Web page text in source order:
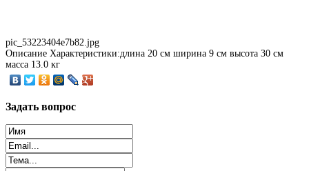
pic_53223404e7b82.jpg
Описание Характеристики:длина 20 см ширина 9 см высота 30 см
масса 13.0 кг
Задать вопрос